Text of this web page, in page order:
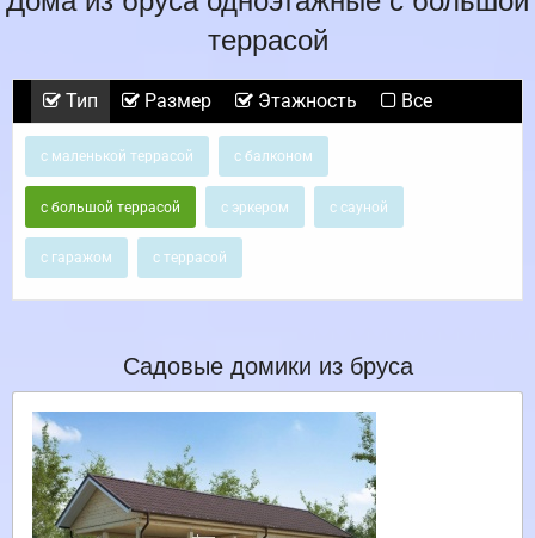
террасой
Тип Размер Этажность Все
с маленькой террасой с балконом
с большой террасой с эркером с сауной
с гаражом с террасой
Садовые домики из бруса